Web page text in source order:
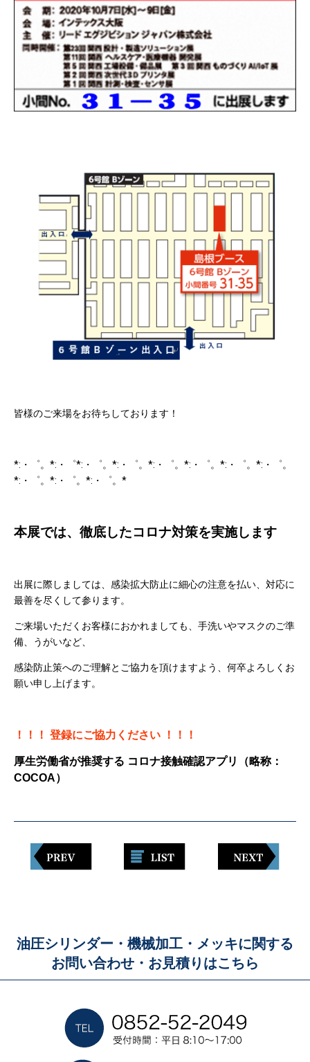
皆様のご来場をお待ちしております！
*:・゜。*:・゜*:・゜。*:・゜。*:・゜。*:・゜。*:・゜。*:・゜。
*:・゜。*:・゜。*:・゜。*
本展では、徹底したコロナ対策を実施します
出展に際しましては、感染拡大防止に細心の注意を払い、対応に
最善を尽くして参ります。
ご来場いただくお客様におかれましても、 手洗いやマスクのご準
備、
うがいなど、
感染防止策へのご理解とご協力を頂けますよう、何卒よろしくお
願い申し上げます。
！！！ 登録にご協力ください ！！！
厚生労働省が推奨する コロナ接触確認アプリ（略称：
COCOA）
油圧シリンダー・機械加工・メッキに関する
お問い合わせ・お見積りはこちら